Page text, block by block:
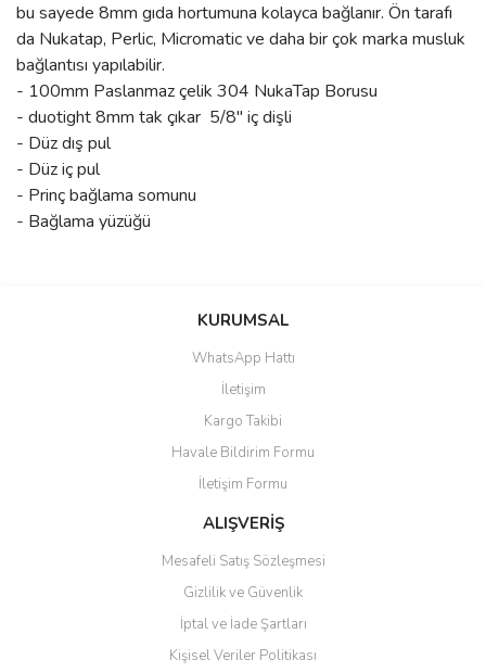
bu sayede 8mm gıda hortumuna kolayca bağlanır. Ön tarafı
da Nukatap, Perlic, Micromatic ve daha bir çok marka musluk
bağlantısı yapılabilir.
- 100mm Paslanmaz çelik 304 NukaTap Borusu
- duotight 8mm tak çıkar 5/8" iç dişli
- Düz dış pul
- Düz iç pul
- Prinç bağlama somunu
- Bağlama yüzüğü
Bu ürüne ilk yorumu siz yapın!
Yorum Yaz
Ürün resmi kalitesiz, bozuk veya görüntülenemiyor.
Ürün açıklamasında eksik bilgiler bulunuyor.
Ürün bilgilerinde hatalar bulunuyor.
Ürün fiyatı diğer sitelerden daha pahalı.
Bu ürüne benzer farklı alternatifler olmalı.
Gönder
KURUMSAL
WhatsApp Hattı
İletişim
Kargo Takibi
Havale Bildirim Formu
İletişim Formu
ALIŞVERİŞ
Mesafeli Satış Sözleşmesi
Gizlilik ve Güvenlik
İptal ve İade Şartları
Kişisel Veriler Politikası